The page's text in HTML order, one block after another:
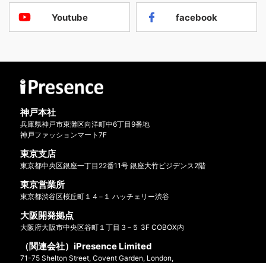
Youtube facebook
神戸本社
兵庫県神戸市東灘区向洋町中6丁目9番地
神戸ファッションマート7F
東京支店
東京都中央区銀座一丁目22番11号 銀座大竹ビジデンス2階
東京営業所
東京都渋谷区桜丘町１４−１ ハッチェリー渋谷
大阪開発拠点
大阪府大阪市中央区谷町１丁目３−５ 3F COBOX内
（関連会社）iPresence Limited
71-75 Shelton Street, Covent Garden, London,